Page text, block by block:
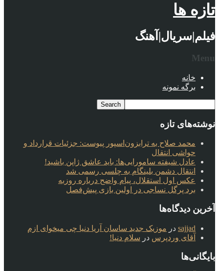
تازه ها
فیلم|سریال|آهنگ
Menu
خانه
برگه نمونه
نوشته‌های تازه
محمد صلاح به ترابزون‌اسپور پیوست: جزئیات قرارداد و
حواشی انتقال
عادل شیفته سامورایی‌ها: باید عاشق ژاپن باشید!
انتقال دشمن بلینگام به چلسی رسمی شد
عکس اول استقلال، پیام واضح درباره روزبه
برد پرگل نساجی در اولین بازی پیش‌فصل
آخرین دیدگاه‌ها
sajjad در موزیک جدید ساسان آریا دنیا چی میخوای ازم
آقای وردپرس در سلام دنیا!
بایگانی‌ها